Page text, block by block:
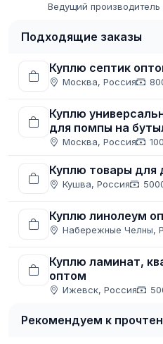
Ведущий
Подходящие заказы
Куплю септик
Москва, Россия
Куплю
для помпы на
Москва, Россия
Куплю товары для
Кушва, Россия
Куплю линолеум
Набережные Челны,
Куплю ламинат,
оптом
Ижевск, Россия
Рекомендуем к